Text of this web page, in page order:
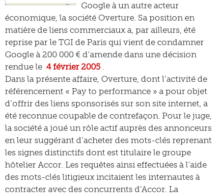
Google à un autre acteur
économique, la société Overture. Sa position en
matière de liens commerciaux a, par ailleurs, été
reprise par le TGI de Paris qui vient de condamner
Google à 200 000 € d’amende dans une décision
rendue le 4 février 2005 .
Dans la présente affaire, Overture, dont l’activité de
référencement « Pay to performance » a pour objet
d’offrir des liens sponsorisés sur son site internet, a
été reconnue coupable de contrefaçon. Pour le juge,
la société a joué un rôle actif auprès des annonceurs
en leur suggérant d’acheter des mots-clés reprenant
les signes distinctifs dont est titulaire le groupe
hôtelier Accor. Les requêtes ainsi effectuées à l’aide
des mots-clés litigieux incitaient les internautes à
contracter avec des concurrents d’Accor. La